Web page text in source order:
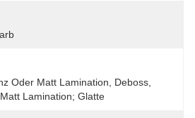
Oder Matt Lamination, Deboss,
Lamination; Glatte